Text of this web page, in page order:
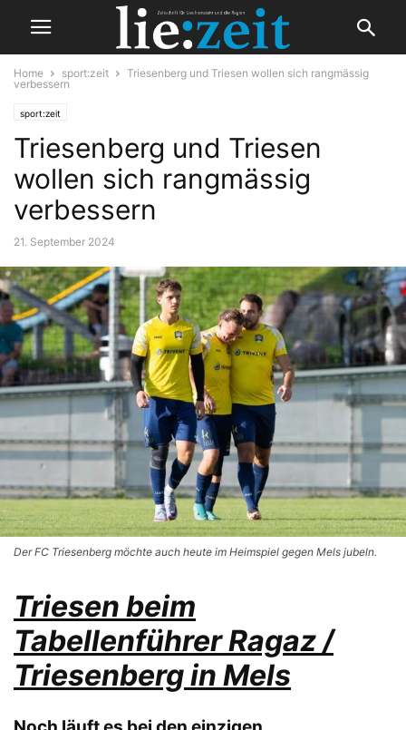
Home sport:zeit
Triesenberg und Triesen wollen sich rangmässig
verbessern
sport:zeit
Triesenberg und Triesen
wollen sich rangmässig
verbessern
21. September 2024
Der FC Triesenberg möchte auch heute im Heimspiel gegen Mels jubeln.
Triesen beim
Tabellenführer Ragaz /
Triesenberg in Mels